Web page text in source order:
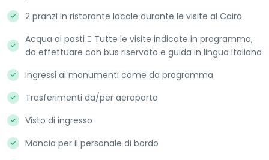
2 pranzi in ristorante locale durante le visite al Cairo
Acqua ai pasti  Tutte le visite indicate in programma,
da effettuare con bus riservato e guida in lingua italiana
Ingressi ai monumenti come da programma
Trasferimenti da/per aeroporto
Visto di ingresso
Mancia per il personale di bordo